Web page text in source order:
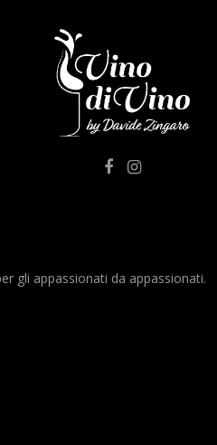
gli appassionati da appassionati.